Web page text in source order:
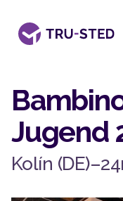
Jugend
Kolín (DE)–24